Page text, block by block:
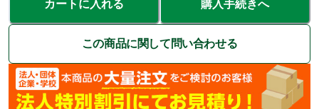
カートに入れる 購入手続きへ
この商品に関して問い合わせる